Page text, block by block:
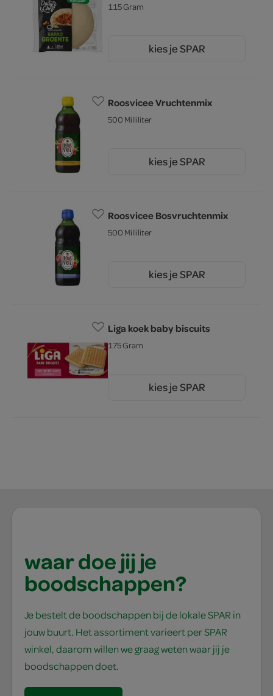
115 Gram
kies je SPAR
Roosvicee Vruchtenmix
500 Milliliter
kies je SPAR
Roosvicee Bosvruchtenmix
500 Milliliter
kies je SPAR
Liga koek baby biscuits
175 Gram
kies je SPAR
waar doe jij je
boodschappen?
Je bestelt de boodschappen bij de lokale SPAR in
jouw buurt. Het assortiment varieert per SPAR
winkel, daarom willen we graag weten waar jij je
boodschappen doet.